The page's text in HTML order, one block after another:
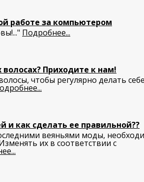
работе за компьютером
Подробнее...
Приходите к нам!
чтобы регулярно делать себе
и как сделать ее правильной??
веяньями моды,
их в соответствии с